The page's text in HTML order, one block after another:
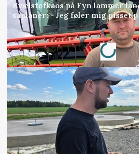
Kvælstofkaos på Fyn lammer
såplaner: - Jeg føler mig pisset
Annonce
Loading...